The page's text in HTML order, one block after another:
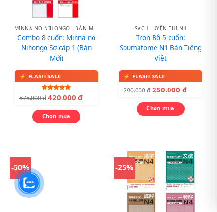
Combo 8 cuốn: Minna no
Nihongo Sơ cấp 1 (Bản
Mới)
Được xếp
hạng5.00
575.000₫ 420.000 ₫
Chọn mua
SÁCH LUYỆN THI N1
Trọn Bộ 5 cuốn:
Soumatome N1 Bản Tiếng
Việt
290.000₫ 250.000 ₫
Chọn mua
-50% -25%